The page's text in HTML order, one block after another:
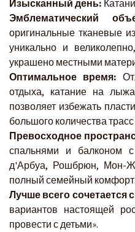
Изысканный день:
Эмблематический
оригинальные тканевые
уникально и
украшено местными
Оптимальное время:
отдыха, катание на
позволяет избежать
большого количества
Превосходное
спальнями и балконом
д'Арбуа, Рошбрюн, Мон-
полный семейный комфорт.
Лучше всего сочетается
вариантов настоящей
провести с детьми».